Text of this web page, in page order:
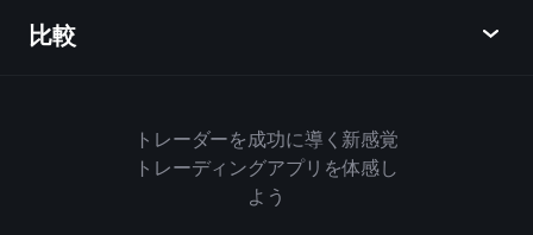
メッセンジャー
指数
企業情報
Playtradeについて
ヘルプセンター
ハウスルール
クッキーポリシー
比較
トレーダーを成功に導く新感覚
トレーディングアプリを体感し
よう